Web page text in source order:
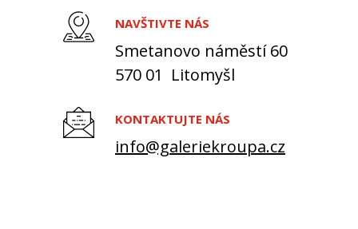
NAVŠTIVTE NÁS
Smetanovo náměstí 60
570 01 Litomyšl
KONTAKTUJTE NÁS
info@galeriekroupa.cz